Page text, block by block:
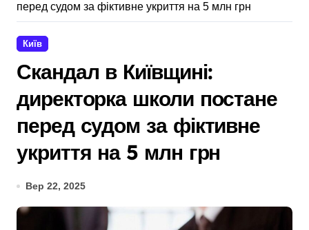
перед судом за фіктивне укриття на 5 млн грн
Київ
Скандал в Київщині:
директорка школи постане
перед судом за фіктивне
укриття на 5 млн грн
Вер 22, 2025